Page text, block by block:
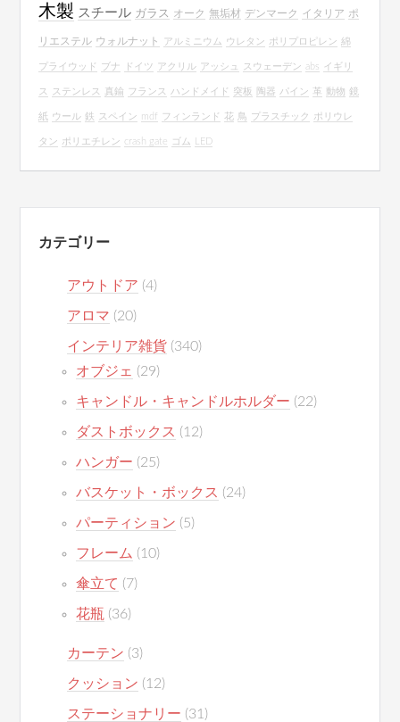
木製 スチール ガラス オーク 無垢材 デンマーク イタリア ポ
リエステル ウォルナット アルミニウム ウレタン ポリプロピレン 綿
プライウッド ブナ ドイツ アクリル アッシュ スウェーデン abs イギリ
ス ステンレス 真鍮 フランス ハンドメイド 突板 陶器 パイン 革 動物 鏡
紙 ウール 鉄 スペイン mdf フィンランド 花 鳥 プラスチック ポリウレ
タン ポリエチレン crash gate ゴム LED
カテゴリー
アウトドア (4)
アロマ (20)
インテリア雑貨 (340)
オブジェ (29)
キャンドル・キャンドルホルダー (22)
ダストボックス (12)
ハンガー (25)
バスケット・ボックス (24)
パーティション (5)
フレーム (10)
傘立て (7)
花瓶 (36)
カーテン (3)
クッション (12)
ステーショナリー (31)